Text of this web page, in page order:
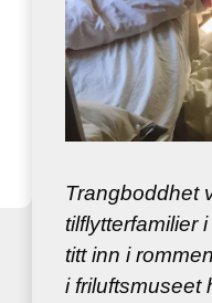
Trangboddhet
tilflytterfamilier
titt inn i
i friluftsmuseet